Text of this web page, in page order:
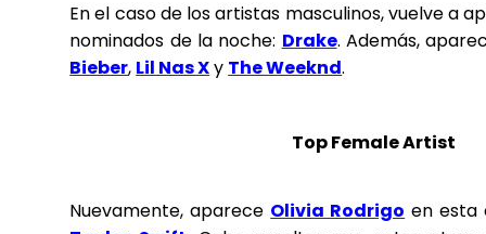
En el caso de los artistas masculinos, vuelve a
nominados de la noche: Drake. Además,
Bieber, Lil Nas Xy The Weeknd.
Top Female Artist
Nuevamente, aparece Olivia Rodrigo en esta